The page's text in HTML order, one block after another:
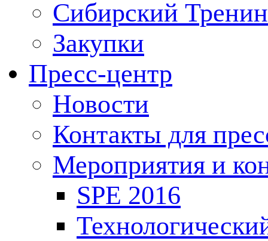
Сибирский
Закупки
Пресс-центр
Новости
Контакты для
Мероприятия и
SPE 2016